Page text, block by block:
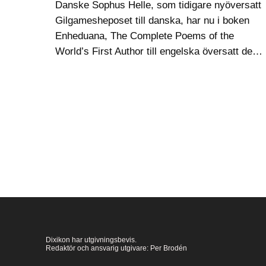
Danske Sophus Helle, som tidigare nyöversatt
Gilgamesheposet till danska, har nu i boken
Enheduana, The Complete Poems of the
World’s First Author till engelska översatt det
Dixikon har utgivningsbevis.
Redaktör och ansvarig utgivare: Per Brodén